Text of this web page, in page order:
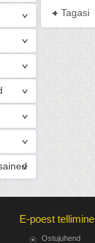
Tagasi
E-poest tellimine
Ostujuhend